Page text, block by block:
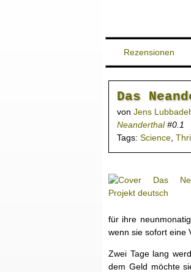
Rezensionen
Das
von Jens
Neanderthal#0.1
Tags: Science,
für ihre
wenn sie sofort eine
Zwei Tage lang
dem Geld möchte